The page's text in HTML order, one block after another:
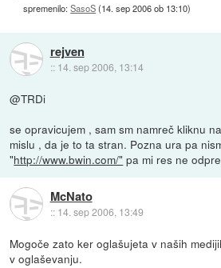
spremenilo:SasoS(14. sep 2006 ob 13:10)
rejven
:: 14. sep 2006, 13:14
@TRDi
se opravicujem , sam sm namreč kliknu
mislu , da je to ta stran. Pozna ura pa
"http://www.bwin.com/" pa mi res ne
McNato
:: 14. sep 2006, 13:49
Mogoče zato ker oglašujeta v naših
v oglaševanju.